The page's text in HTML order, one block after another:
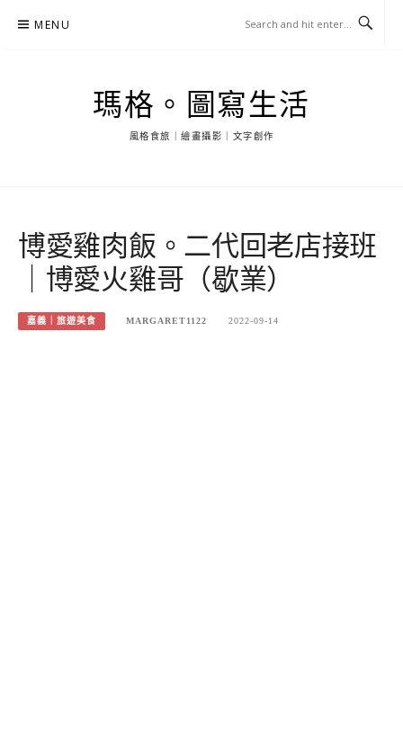
MENU
瑪格。圖寫生活
風格食旅｜繪畫攝影｜文字創作
博愛雞肉飯。二代回老店接班
｜博愛火雞哥（歇業）
嘉義｜旅遊美食 MARGARET1122 2022-09-14